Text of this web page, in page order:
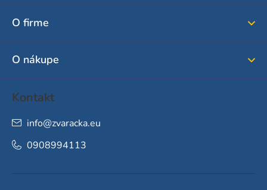
O firme
O nákupe
Kontakt
info@zvaracka.eu
0908994113